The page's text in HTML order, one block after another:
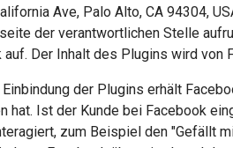
Ave, Palo Alto, CA 94304,
der verantwortlichen Stelle
auf. Der Inhalt des Plugins wird
Einbindung der Plugins erhält
hat. Ist der Kunde bei Facebook
zum Beispiel den "Gefällt